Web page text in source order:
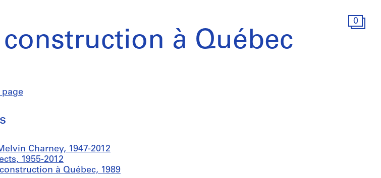
0
à Québec
Charney, 1947-2012
1955-2012
à Québec, 1989